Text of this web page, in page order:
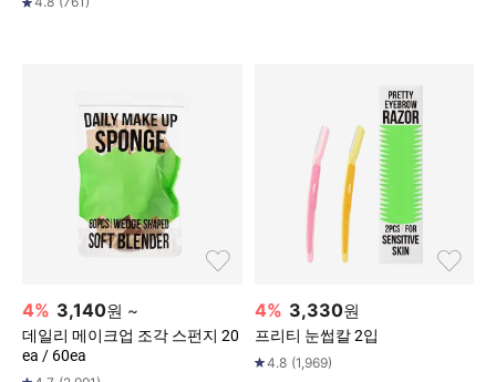
4% 3,140원 ~
데일리 메이크업 조각 스펀지 20
ea / 60ea
4% 3,330원
프리티 눈썹칼 2입
4.8 (1,969)